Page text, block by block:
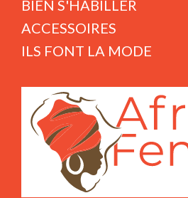
BIEN S'HABILLER
ACCESSOIRES
ILS FONT LA MODE